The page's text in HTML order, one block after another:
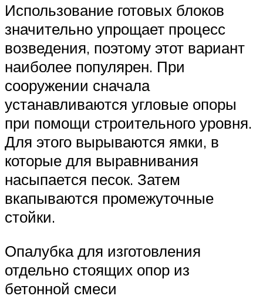
Использование готовых блоков
значительно упрощает процесс
возведения, поэтому этот вариант
наиболее популярен. При
сооружении сначала
устанавливаются угловые опоры
при помощи строительного уровня.
Для этого вырываются ямки, в
которые для выравнивания
насыпается песок. Затем
вкапываются промежуточные
стойки.
Опалубка для изготовления
отдельно стоящих опор из
бетонной смеси